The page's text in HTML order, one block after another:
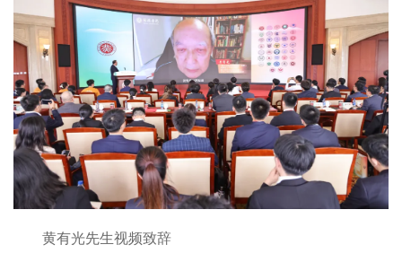
黄有光先生视频致辞